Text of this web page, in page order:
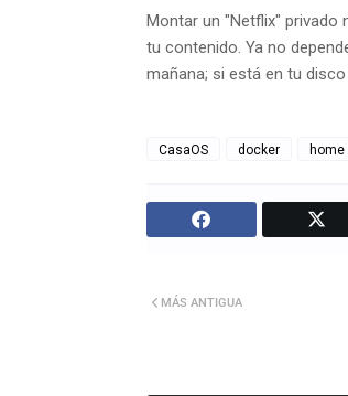
Montar un "Netflix" privado
tu contenido. Ya no
mañana; si está en tu
CasaOS docker home
MÁS ANTIGUA